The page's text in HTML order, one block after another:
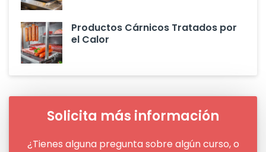
Productos Cárnicos Tratados por
el Calor
Solicita más información
¿Tienes alguna pregunta sobre algún curso, o